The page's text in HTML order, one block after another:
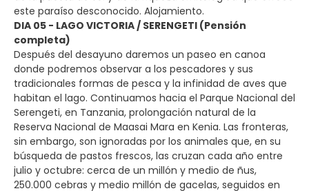
este paraíso desconocido. Alojamiento.
DIA 05 - LAGO VICTORIA / SERENGETI (Pensión
completa)
Después del desayuno daremos un paseo en canoa
donde podremos observar a los pescadores y sus
tradicionales formas de pesca y la infinidad de aves que
habitan el lago. Continuamos hacia el Parque Nacional del
Serengeti, en Tanzania, prolongación natural de la
Reserva Nacional de Maasai Mara en Kenia. Las fronteras,
sin embargo, son ignoradas por los animales que, en su
búsqueda de pastos frescos, las cruzan cada año entre
julio y octubre: cerca de un millón y medio de ñus,
250.000 cebras y medio millón de gacelas, seguidos en